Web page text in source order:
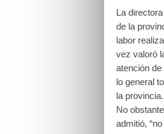
La
de la
labor
vez valoró
atención
lo general
la provincia.
No
admitió,